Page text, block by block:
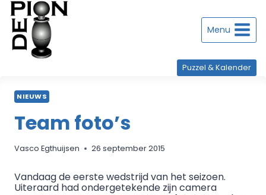
Doorgaan
naar
inhoud Menu
Puzzel & Kalender
NIEUWS
Team foto’s
Vasco Egthuijsen 26 september 2015
Vandaag de eerste wedstrijd van het seizoen.
Uiteraard had ondergetekende zijn camera